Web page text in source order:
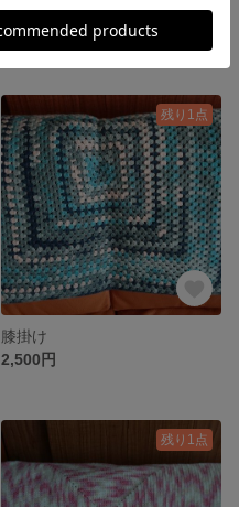
ストール
3,000円
残り1点
膝掛け
2,500円
残り1点